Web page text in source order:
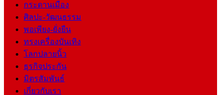
กระดานเมือง
ศิลปะ-วัฒนธรรม
พอเพียง-ยั่งยืน
ทรงเครื่องบันเทิง
โลกปลายนิ้ว
ธุรกิจประกัน
มิตรสัมพันธ์
เกี่ยวกับเรา